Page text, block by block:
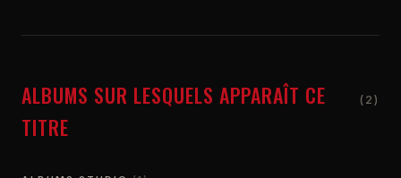
ALBUMS SUR LESQUELS APPARAÎT CE
TITRE
(2)